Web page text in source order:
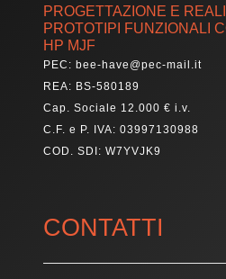
PROGETTAZIONE E
PROTOTIPI FUNZIONALI
HP MJF
PEC: bee-have@pec-mail.it
REA: BS-580189
Cap. Sociale 12.000 € i.v.
C.F. e P. IVA: 03997130988
COD. SDI: W7YVJK9
CONTATTI